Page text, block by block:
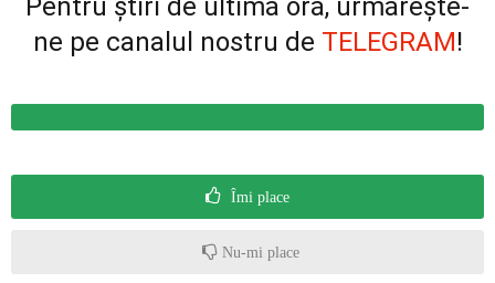
Pentru știri de ultimă oră, urmărește-
ne pe canalul nostru de TELEGRAM!
Îmi place
Nu-mi place